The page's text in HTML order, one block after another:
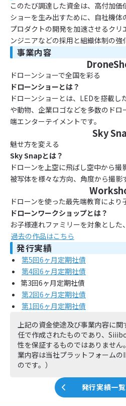
このたび調達した資金は、高付加
ショーを生み出すために、自社機
プロダクトの開発を加速させるクリ
ンジニアなどの採用と組織体制の強
事業内容
ドローンショーで全国を彩る
ドローンショーとは？
ドローンショーとは、LEDを搭載
や動物、企業ロゴなどを多数のドロ
端エンターテイメントです。
Sky
魅せ方を変える
Sky Snapとは？
ドローンを上空に飛ばし空中から撮
被写体を様々な方向、角度から撮影
ドローンを使った最先端教育によ
ドローンワークショップとは？
お子様連れファミリーを対象とした
過去の作品はこちら
発行実績
第5回6ヶ月定期社債
第4回6ヶ月定期社債
第3回6ヶ月定期社債
第2回6ヶ月定期社債
第1回6ヶ月定期社債
上記の資金使途及び事業内容に
任で作成されたものであり、
性を保証するものではありませ
業内容は当社プラットフォーム
のです。）
発行実績一